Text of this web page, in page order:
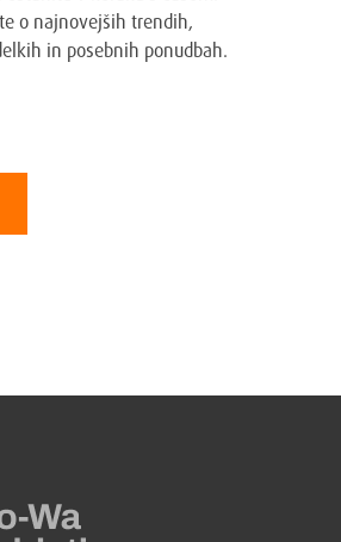
o najnovejših trendih,
in posebnih ponudbah.